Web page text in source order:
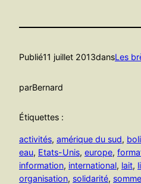
Publié11 juillet 2013dansLes
parBernard
Étiquettes :
activités, amérique du sud,
eau, Etats-Unis, europe,
information, international, lait,
organisation, solidarité,